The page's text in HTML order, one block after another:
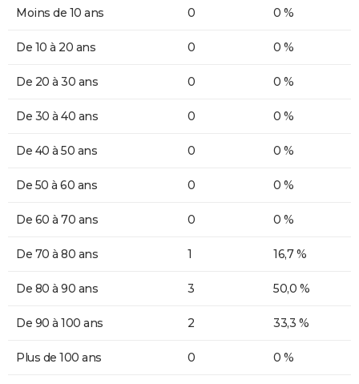
Moins de 10 ans 0 0 %
De 10 à 20 ans 0 0 %
De 20 à 30 ans 0 0 %
De 30 à 40 ans 0 0 %
De 40 à 50 ans 0 0 %
De 50 à 60 ans 0 0 %
De 60 à 70 ans 0 0 %
De 70 à 80 ans 1 16,7 %
De 80 à 90 ans 3 50,0 %
De 90 à 100 ans 2 33,3 %
Plus de 100 ans 0 0 %